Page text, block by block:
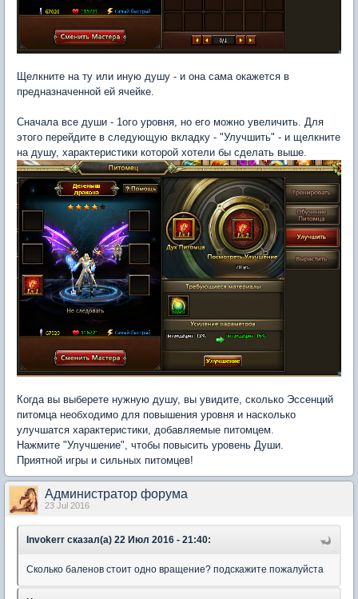
Щелкните на ту или иную душу - и она сама окажется в
предназначенной ей ячейке.
Сначала все души - 1ого уровня, но его можно увеличить. Для
этого перейдите в следующую вкладку - "Улучшить" - и щелкните
на душу, характеристики которой хотели бы сделать выше.
Когда вы выберете нужную душу, вы увидите, сколько Эссенций
питомца необходимо для повышения уровня и насколько
улучшатся характеристики, добавляемые питомцем.
Нажмите "Улучшение", чтобы повысить уровень Души.
Приятной игры и сильных питомцев!
Администратор форума
23 Jul 2016
Invokerr сказал(а) 22 Июл 2016 - 21:40:
Сколько баленов стоит одно вращение? подскажите пожалуйста